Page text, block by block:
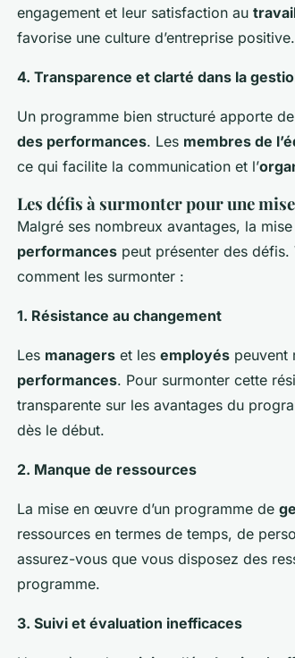
engagement et leur satisfaction au
favorise une culture d’entreprise positive.
4. Transparence et clarté dans la
Un programme bien structuré apporte
des performances. Les membres de
ce qui facilite la communication et l’
Les défis à surmonter pour une
Malgré ses nombreux avantages, la
performances peut présenter des
comment les surmonter :
1. Résistance au changement
Les managers et les employés peuvent
performances. Pour surmonter cette
transparente sur les avantages du
dès le début.
2. Manque de ressources
La mise en œuvre d’un programme de
ressources en termes de temps, de
assurez-vous que vous disposez des
programme.
3. Suivi et évaluation inefficaces